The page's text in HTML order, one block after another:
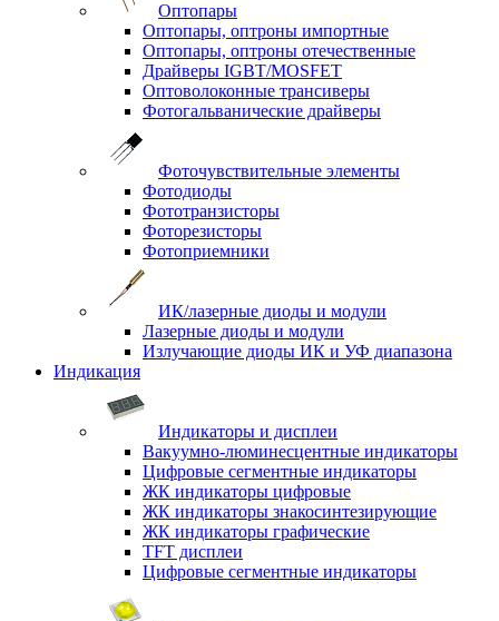
Оптопары
Оптопары, оптроны импортные
Оптопары, оптроны отечественные
Драйверы IGBT/MOSFET
Оптоволоконные трансиверы
Фотогальванические драйверы
Фоточувствительные элементы
Фотодиоды
Фототранзисторы
Фоторезисторы
Фотоприемники
ИК/лазерные диоды и модули
Лазерные диоды и модули
Излучающие диоды ИК и УФ диапазона
Индикация
Индикаторы и дисплеи
Вакуумно-люминесцентные индикаторы
Цифровые сегментные индикаторы
ЖК индикаторы цифровые
ЖК индикаторы знакосинтезирующие
ЖК индикаторы графические
TFT дисплеи
Цифровые сегментные индикаторы